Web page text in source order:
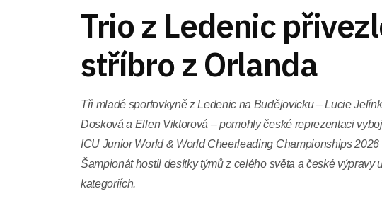
Trio z Ledenic
stříbro z Orlanda
Tři mladé sportovkyně z Ledenic na Budějovicku – Lucie
Dosková a Ellen Viktorová – pomohly české reprezentaci
ICU Junior World & World Cheerleading Championships 2026
Šampionát hostil desítky týmů z celého světa a české výpravy
kategoriích.